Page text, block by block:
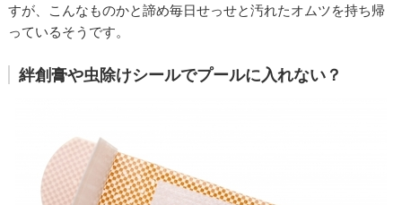
すが、こんなものかと諦め毎日せっせと汚れたオムツを持ち帰
っているそうです。
絆創膏や虫除けシールでプールに入れない？